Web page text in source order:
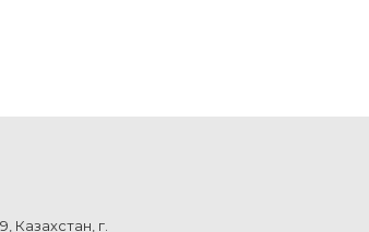
Казахстан, г.